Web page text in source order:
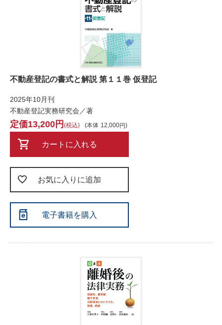
不動産登記の書式と解説 第１１巻 仮登記
2025年10月刊
不動産登記実務研究会／著
本体 12,000
13,200 税込
カートに入れる
お気に入りに追加
電子書籍を購入